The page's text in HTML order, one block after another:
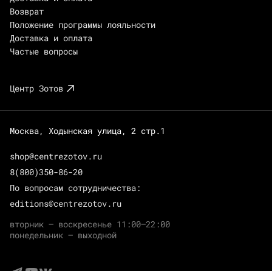
Возврат
Положение программы лояльности
Доставка и оплата
Частые вопросы
Центр Зотов
Москва, Ходынская улица, 2 стр.1
shop@centrezotov.ru
8(800)350-86-20
По вопросам сотрудничества:
editions@centrezotov.ru
вторник — воскресенье 11:00–22:00
понедельник — выходной